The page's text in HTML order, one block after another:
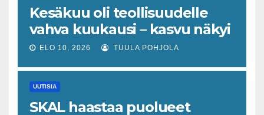
Kesäkuu oli teollisuudelle
vahva kuukausi – kasvu näkyi
kautta linjan
ELO 10, 2026 TUULA POHJOLA
UUTISIA
SKAL haastaa puolueet